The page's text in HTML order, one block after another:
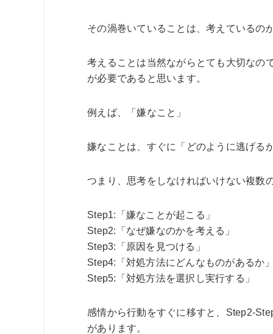
その渦巻いていることは、考えているの
考えることは当然ながらとても大切なの
が必要であると思います。
例えば、「嫌なこと」
嫌なことは、すぐに「どのように逃げる
つまり、思考をしなければいけない複数
Step1:「嫌なことが起こる」
Step2:「なぜ嫌なのかを考える」
Step3:「原因を見つける」
Step4:「対処方法にどんなものがあるか
Step5:「対処方法を選択し実行する」
感情から行動をすぐに移すと、Step2-
があります。